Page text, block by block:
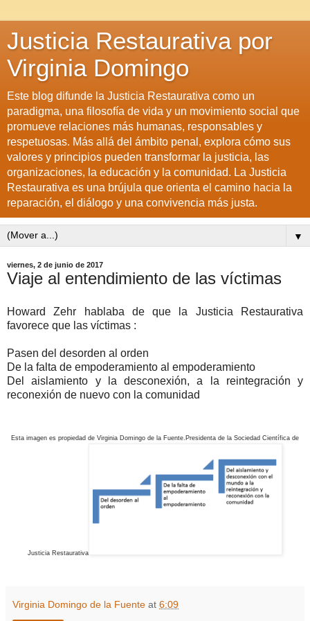
Justicia Restaurativa por
Virginia Domingo
Este blog difunde la Justicia Restaurativa como un
paradigma, una filosofía de vida y un movimiento social que
promueve relaciones más humanas, responsables y
respetuosas. Más allá del ámbito penal, explora cómo sus
valores y principios pueden transformar la justicia, las
organizaciones, la educación y la comunidad. La Justicia
Restaurativa es una brújula que orienta el camino hacia la
reparación, el diálogo y una convivencia más justa.
▼
viernes, 2 de junio de 2017
Viaje al entendimiento de las víctimas
Howard Zehr hablaba de que la Justicia Restaurativa
favorece que las víctimas :
Pasen del desorden al orden
De la falta de empoderamiento al empoderamiento
Del aislamiento y la desconexión, a la reintegración y
reconexión de nuevo con la comunidad
Esta imagen es propiedad de Virginia Domingo de la Fuente.Presidenta de la Sociedad Científica de
Justicia Restaurativa
Virginia Domingo de la Fuente at 6:09